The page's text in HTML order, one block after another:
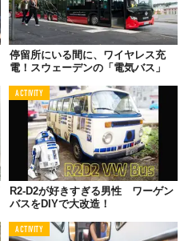
停留所にいる間に、ワイヤレス充
電！スウェーデンの「電気バス」
ACTIVITY
R2-D2が好きすぎる男性 ワーゲン
バスをDIYで大改造！
ACTIVITY